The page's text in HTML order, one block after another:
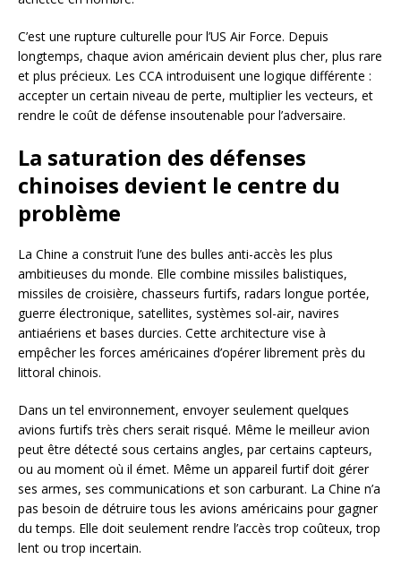
C’est une rupture culturelle pour l’US Air Force. Depuis
longtemps, chaque avion américain devient plus cher, plus rare
et plus précieux. Les CCA introduisent une logique différente :
accepter un certain niveau de perte, multiplier les vecteurs, et
rendre le coût de défense insoutenable pour l’adversaire.
La saturation des défenses
chinoises devient le centre du
problème
La Chine a construit l’une des bulles anti-accès les plus
ambitieuses du monde. Elle combine missiles balistiques,
missiles de croisière, chasseurs furtifs, radars longue portée,
guerre électronique, satellites, systèmes sol-air, navires
antiaériens et bases durcies. Cette architecture vise à
empêcher les forces américaines d’opérer librement près du
littoral chinois.
Dans un tel environnement, envoyer seulement quelques
avions furtifs très chers serait risqué. Même le meilleur avion
peut être détecté sous certains angles, par certains capteurs,
ou au moment où il émet. Même un appareil furtif doit gérer
ses armes, ses communications et son carburant. La Chine n’a
pas besoin de détruire tous les avions américains pour gagner
du temps. Elle doit seulement rendre l’accès trop coûteux, trop
lent ou trop incertain.